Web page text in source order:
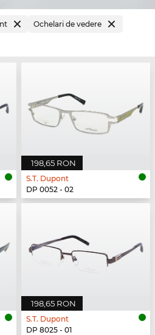
Ochelari de vedere
198,65 RON
S.T. Dupont
DP 0052 - 02
198,65 RON
S.T. Dupont
DP 8025 - 01